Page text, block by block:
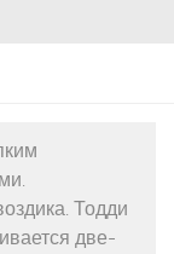
Тодди
две-